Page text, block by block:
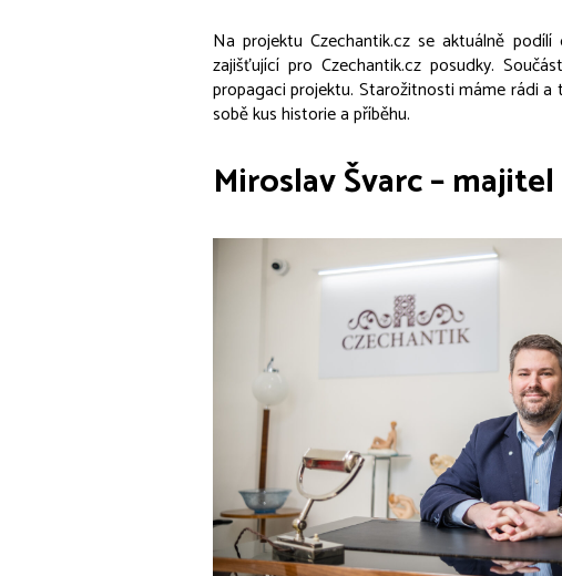
Na projektu Czechantik.cz se aktuálně
zajišťující pro Czechantik.cz posudky.
propagaci projektu. Starožitnosti máme rádi a
sobě kus historie a příběhu.
Miroslav Švarc – majitel